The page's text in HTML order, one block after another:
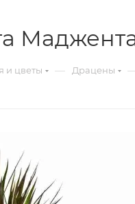
и цветы — Драцены